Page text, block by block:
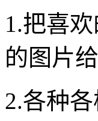
1.把喜
的图片
2.各种